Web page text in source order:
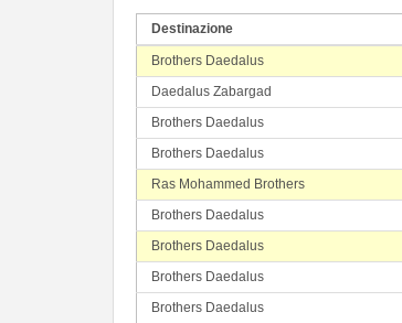
Destinazione
Brothers Daedalus
Daedalus Zabargad
Brothers Daedalus
Brothers Daedalus
Ras Mohammed Brothers
Brothers Daedalus
Brothers Daedalus
Brothers Daedalus
Brothers Daedalus